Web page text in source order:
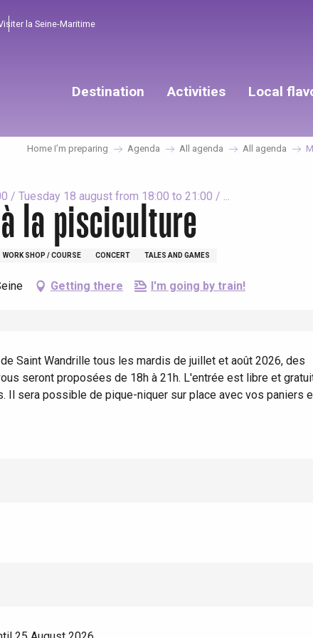
la Seine-Maritime
Destination Activities Local
Home I’m preparing Agenda All agenda All agenda
/ Tuesday 18 august from 18:00 to 21:00 / ...
la pisciculture
WORK SHOP / COURSE CONCERT TALES AND GAMES
Getting there I'm going by train!
Saint Wandrille tous les mardis de juillet et août 2026, des
seront proposées de 18h à 21h. L'entrée est libre et
sera possible de pique-niquer sur place avec vos paniers